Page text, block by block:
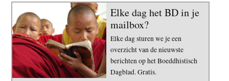
Elke dag het BD in je
mailbox?
Elke dag sturen we je een
overzicht van de nieuwste
berichten op het Boeddhistisch
Dagblad. Gratis.